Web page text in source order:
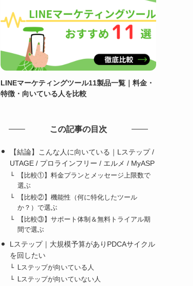
LINEマーケティングツール11製品一覧｜料金・
特徴・向いている人を比較
この記事の目次
【結論】こんな人に向いている｜Lステップ /
UTAGE / プロラインフリー / エルメ / MyASP
【比較①】料金プランとメッセージ上限数で
選ぶ
【比較②】機能性（何に特化したツール
か？）で選ぶ
【比較③】サポート体制＆無料トライアル期
間で選ぶ
Lステップ｜大規模予算がありPDCAサイクル
を回したい
Lステップが向いている人
Lステップが向いていない人